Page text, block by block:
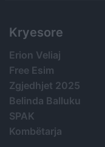
Kryesore
Erion Veliaj
Free Esim
Zgjedhjet 2025
Belinda Balluku
SPAK
Kombëtarja